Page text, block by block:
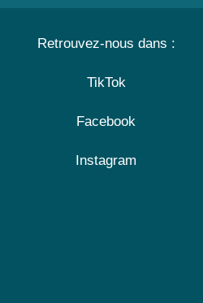
Retrouvez-nous dans :
TikTok
Facebook
Instagram